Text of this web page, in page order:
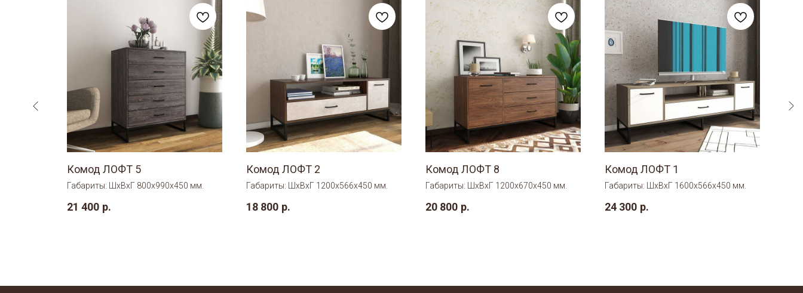
Комод ЛОФТ 5
Габариты: ШхВхГ 800х990х450 мм.
21 400 р.
Комод ЛОФТ 2
Габариты: ШхВхГ 1200х566х450 мм.
18 800 р.
Комод ЛОФТ 8
Габариты: ШхВхГ 1200х670х450 мм.
20 800 р.
Комод ЛОФТ 1
Габариты: ШхВхГ 1600х566х450 мм.
24 300 р.